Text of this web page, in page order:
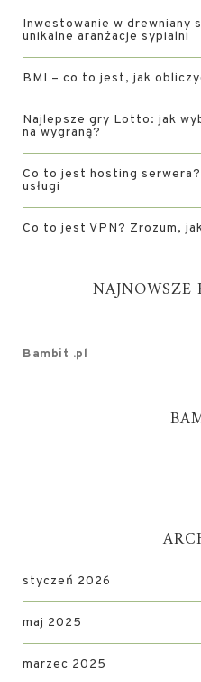
Inwestowanie w drewniany
unikalne aranżacje sypialni
BMI – co to jest, jak
Najlepsze gry Lotto: jak
na wygraną?
Co to jest hosting
usługi
Co to jest VPN? Zrozum,
Bambit .pl
styczeń 2026
maj 2025
marzec 2025